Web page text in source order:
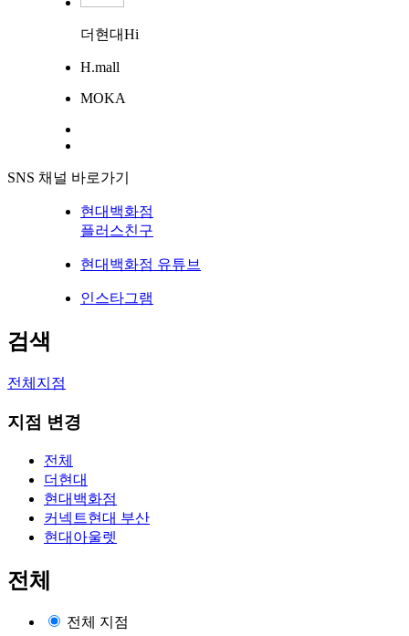
더현대Hi
H.mall
MOKA
SNS 채널 바로가기
현대백화점
플러스친구
현대백화점 유튜브
인스타그램
검색
전체지점
지점 변경
전체
더현대
현대백화점
커넥트현대 부산
현대아울렛
전체
전체 지점